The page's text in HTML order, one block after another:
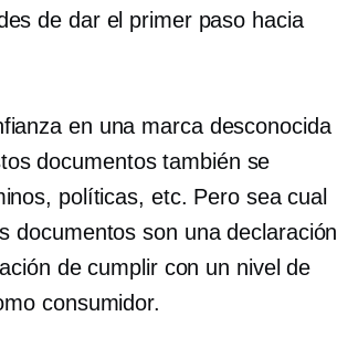
de dar el primer paso hacia
en una marca desconocida
documentos también se
políticas, etc. Pero sea cual
documentos son una declaración
de cumplir con un nivel de
consumidor.